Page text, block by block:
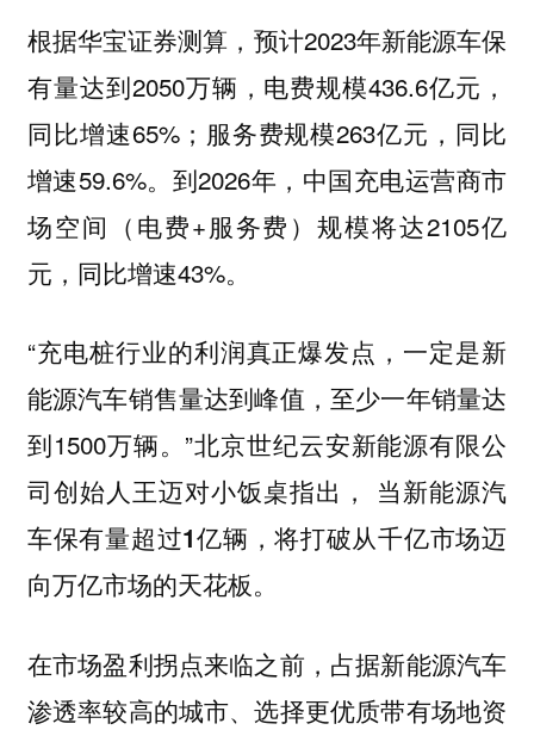
根据华宝证券测算，预计2023年新能源车保
有量达到2050万辆，电费规模436.6亿元，
同比增速65%；服务费规模263亿元，同比
增速59.6%。到2026年，中国充电运营商市
场空间（电费+服务费）规模将达2105亿
元，同比增速43%。
“充电桩行业的利润真正爆发点，一定是新
能源汽车销售量达到峰值，至少一年销量达
到1500万辆。”北京世纪云安新能源有限公
司创始人王迈对小饭桌指出， 当新能源汽
车保有量超过1亿辆，将打破从千亿市场迈
向万亿市场的天花板。
在市场盈利拐点来临之前，占据新能源汽车
渗透率较高的城市、选择更优质带有场地资